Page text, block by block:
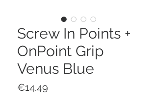
Screw In Points +
OnPoint Grip
Venus Blue
€14.49